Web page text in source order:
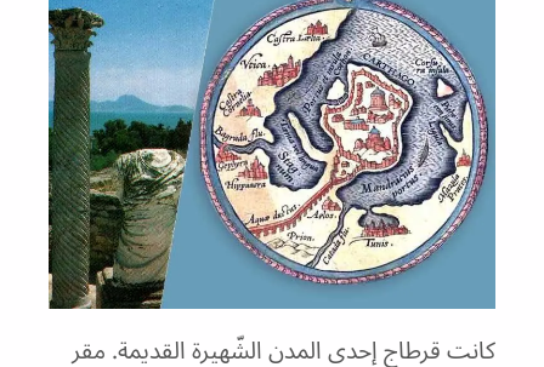
كانت قرطاج إحدى المدن الشّهيرة القديمة. مقر